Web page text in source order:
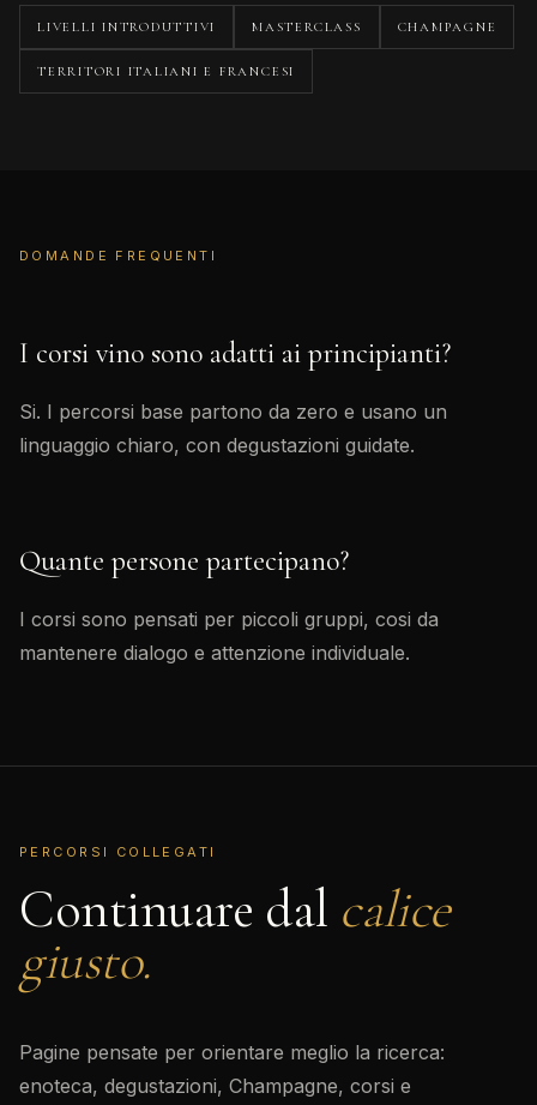
LIVELLI INTRODUTTIVI MASTERCLASS CHAMPAGNE
TERRITORI ITALIANI E FRANCESI
DOMANDE FREQUENTI
I corsi vino sono adatti ai principianti?
Si. I percorsi base partono da zero e usano un
linguaggio chiaro, con degustazioni guidate.
Quante persone partecipano?
I corsi sono pensati per piccoli gruppi, cosi da
mantenere dialogo e attenzione individuale.
PERCORSI COLLEGATI
Continuare dal calice
giusto.
Pagine pensate per orientare meglio la ricerca:
enoteca, degustazioni, Champagne, corsi e